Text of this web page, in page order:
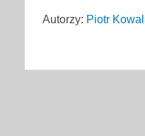
Autorzy: Piotr